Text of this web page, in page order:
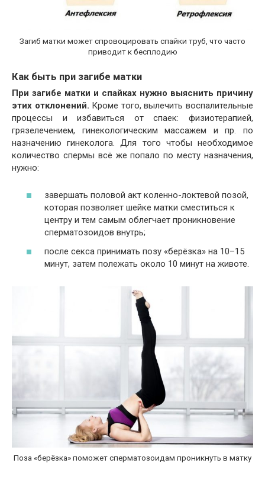
Загиб матки может спровоцировать спайки труб, что часто
приводит к бесплодию
Как быть при загибе матки
При загибе матки и спайках нужно выяснить причину
этих отклонений. Кроме того, вылечить воспалительные
процессы и избавиться от спаек: физиотерапией,
грязелечением, гинекологическим массажем и пр. по
назначению гинеколога. Для того чтобы необходимое
количество спермы всё же попало по месту назначения,
нужно:
завершать половой акт коленно-локтевой позой,
которая позволяет шейке матки сместиться к
центру и тем самым облегчает проникновение
сперматозоидов внутрь;
после секса принимать позу «берёзка» на 10–15
минут, затем полежать около 10 минут на животе.
Поза «берёзка» поможет сперматозоидам проникнуть в матку